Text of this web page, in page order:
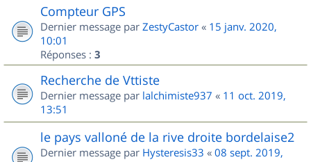
Compteur GPS
Dernier message par ZestyCastor « 15 janv. 2020,
10:01
Réponses : 3
Recherche de Vttiste
Dernier message par lalchimiste937 « 11 oct. 2019,
13:51
le pays valloné de la rive droite bordelaise2
Dernier message par Hysteresis33 « 08 sept. 2019,